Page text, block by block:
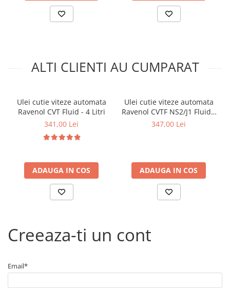
Arcuri
Pivot suspensie
■ Huse scaune auto
■ Becuri auto
■ Accesorii auto interior
■ Accesorii auto exterior
■ Electrice auto
■ Siguranta auto
■ Capace roti
■ Suporturi portbagaj
■ Consumabile service
defectarea sau functionarea defectuoasa a transmisiilor, la
cresterea consumului de combustibil si la schimbari accidentale a
ALTI CLIENTI AU CUMPARAT
Ulei cutie viteze automata
Ravenol CVT Fluid - 4 Litri
341,00 Lei
ADAUGA IN COS
Ulei cutie viteze automata
Ravenol CVTF NS2/J1 Fluid -
4 Litri
347,00 Lei
ADAUGA IN COS
Creeaza-ti un cont
Email*